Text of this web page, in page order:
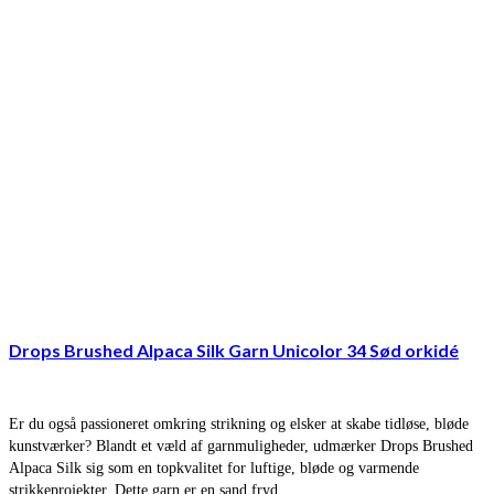
Drops Brushed Alpaca Silk Garn Unicolor 34 Sød orkidé
Er du også passioneret omkring strikning og elsker at skabe tidløse, bløde
kunstværker? Blandt et væld af garnmuligheder, udmærker Drops Brushed
Alpaca Silk sig som en topkvalitet for luftige, bløde og varmende
strikkeprojekter. Dette garn er en sand fryd